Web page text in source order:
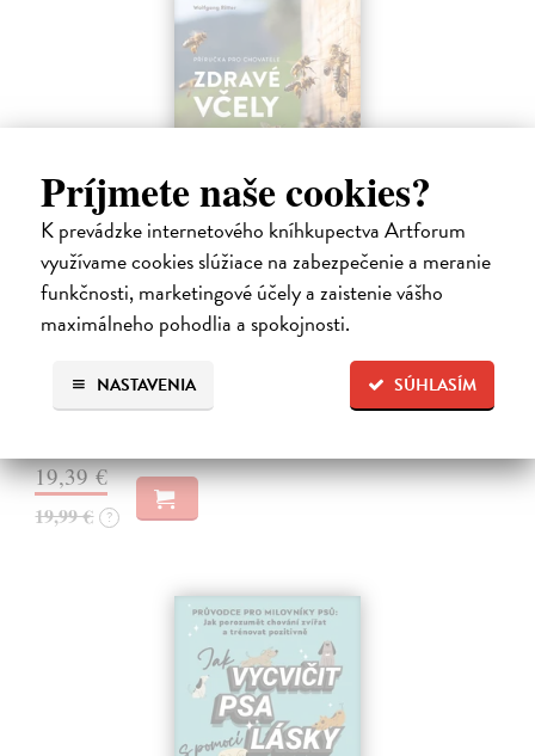
Príjmete naše cookies?
K prevádzke internetového kníhkupectva Artforum
využívame cookies slúžiace na zabezpečenie a meranie
funkčnosti, marketingové účely a zaistenie vášho
maximálneho pohodlia a spokojnosti.
SÚHLASÍM
NASTAVENIA
Zdravé včely - příručka pro chovatele
Ritter Wolfgang| Kniha
Toto zásadní dílo bylo výrazně rozšířeno o množství barevných
fotografií a přehledných grafik a kompletně přepracováno podle
nejnovějších poznatků praxe i současného stavu výzkumu. Biologie i
chov včely…
19,39 €
19,99 € ?